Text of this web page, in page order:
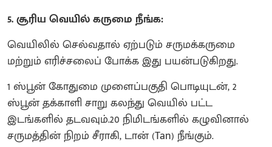
5. சூரிய வெயில் கருமை நீங்க:
வெயிலில் செல்வதால் ஏற்படும் சருமக்கருமை
மற்றும் எரிச்சலைப் போக்க இது பயன்படுகிறது.
1 ஸ்பூன் கோதுமை முளைப்பகுதி பொடியுடன், 2
ஸ்பூன் தக்காளி சாறு கலந்து வெயில் பட்ட
இடங்களில் தடவவும்.20 நிமிடங்களில் கழுவினால்
சருமத்தின் நிறம் சீராகி, டான் (Tan) நீங்கும்.